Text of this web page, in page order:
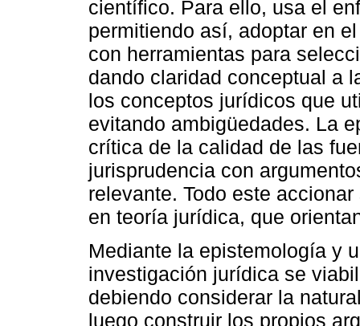
científico. Para ello, usa el
permitiendo así, adoptar en
con herramientas para
dando claridad conceptual a
los conceptos jurídicos que
evitando ambigüedades. La
crítica de la calidad de las
jurisprudencia con
relevante. Todo este
en teoría jurídica, que
Mediante la epistemología y
investigación jurídica se
debiendo considerar la
luego construir los propios